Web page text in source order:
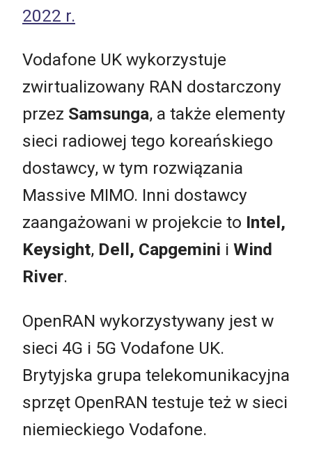
2022 r.
Vodafone UK wykorzystuje
zwirtualizowany RAN dostarczony
przez Samsunga, a także elementy
sieci radiowej tego koreańskiego
dostawcy, w tym rozwiązania
Massive MIMO. Inni dostawcy
zaangażowani w projekcie to Intel,
Keysight, Dell, Capgemini i Wind
River.
OpenRAN wykorzystywany jest w
sieci 4G i 5G Vodafone UK.
Brytyjska grupa telekomunikacyjna
sprzęt OpenRAN testuje też w sieci
niemieckiego Vodafone.